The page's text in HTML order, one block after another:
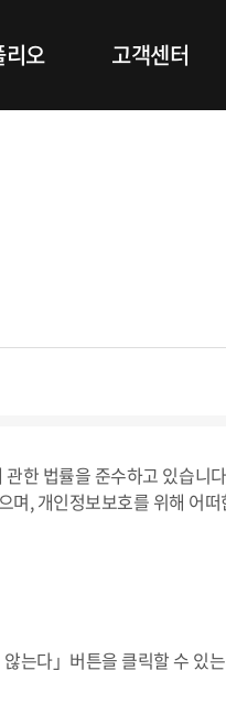
리오 고객센터
한 법률을 준수하고 있습니
, 개인정보보호를 위해 어
는다」버튼을 클릭할 수 있